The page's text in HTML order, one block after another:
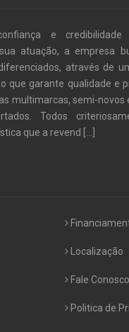
e credibilidade
atuação, a empresa
através de
que garante qualidade e
multimarcas, semi-novos
Todos
que a revend [...]
Localização
Fale Conosco
Politica de